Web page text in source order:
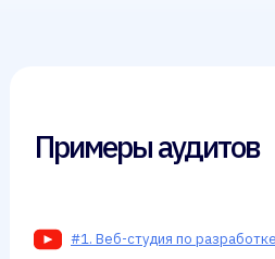
Примеры аудитов
#1. Веб-студия по